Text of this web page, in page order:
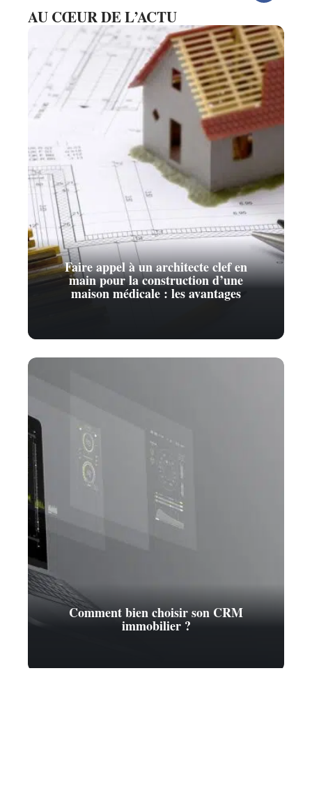
AU CŒUR DE L’ACTU
Faire appel à un architecte clef en
main pour la construction d’une
maison médicale : les avantages
Comment bien choisir son CRM
immobilier ?